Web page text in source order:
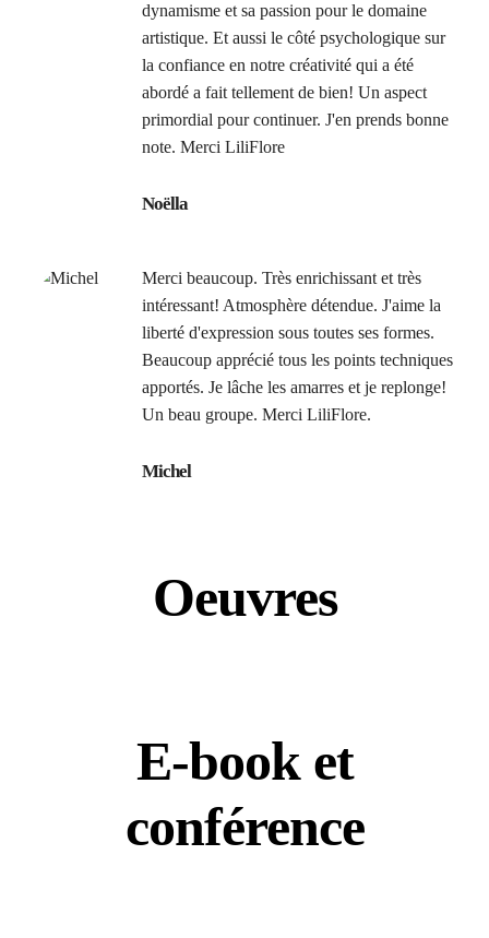
dynamisme et sa passion pour le domaine
artistique. Et aussi le côté psychologique sur
la confiance en notre créativité qui a été
abordé a fait tellement de bien! Un aspect
primordial pour continuer. J'en prends bonne
note. Merci LiliFlore
Noëlla
Merci beaucoup. Très enrichissant et très
intéressant! Atmosphère détendue. J'aime la
liberté d'expression sous toutes ses formes.
Beaucoup apprécié tous les points techniques
apportés. Je lâche les amarres et je replonge!
Un beau groupe. Merci LiliFlore.
Michel
Oeuvres
E-book et
conférence